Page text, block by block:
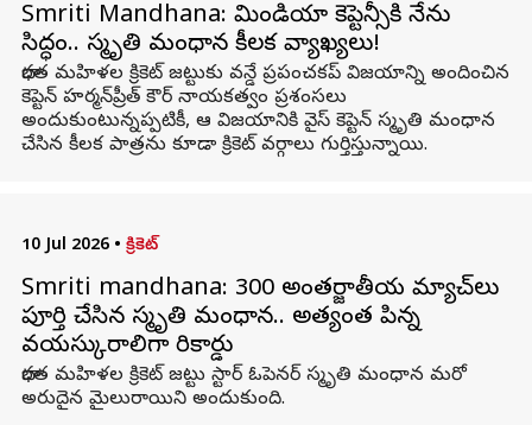
Smriti Mandhana: టీమిండియా కెప్టెన్సీకి నేను
సిద్ధం.. స్మృతి మంధాన కీలక వ్యాఖ్యలు!
భారత మహిళల క్రికెట్ జట్టుకు వన్డే ప్రపంచకప్‌ విజయాన్ని అందించిన
కెప్టెన్‌ హర్మన్‌ప్రీత్‌ కౌర్‌ నాయకత్వం ప్రశంసలు
అందుకుంటున్నప్పటికీ, ఆ విజయానికి వైస్‌ కెప్టెన్‌ స్మృతి మంధాన
చేసిన కీలక పాత్రను కూడా క్రికెట్‌ వర్గాలు గుర్తిస్తున్నాయి.
10 Jul 2026 • క్రికెట్
Smriti mandhana: 300 అంతర్జాతీయ మ్యాచ్‌లు
పూర్తి చేసిన స్మృతి మంధాన.. అత్యంత పిన్న
వయస్కురాలిగా రికార్డు
భారత మహిళల క్రికెట్ జట్టు స్టార్ ఓపెనర్ స్మృతి మంధాన మరో
అరుదైన మైలురాయిని అందుకుంది.